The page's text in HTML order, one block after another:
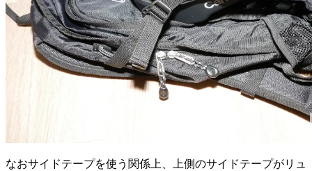
なおサイドテープを使う関係上、上側のサイドテープがリュ